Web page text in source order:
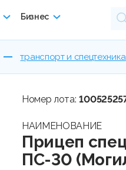
Бизнес
транспорт и спецтехника
Номер лота:
НАИМЕНОВАНИЕ
Прицеп
ПС-30